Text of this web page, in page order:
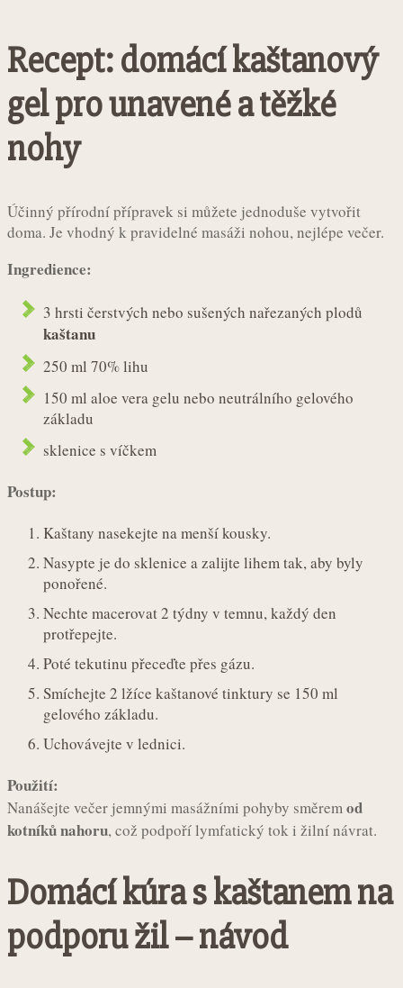
Recept: domácí kaštanový
gel pro unavené a těžké
nohy
Účinný přírodní přípravek si můžete jednoduše vytvořit
doma. Je vhodný k pravidelné masáži nohou, nejlépe večer.
Ingredience:
3 hrsti čerstvých nebo sušených nařezaných plodů
kaštanu
250 ml 70% lihu
150 ml aloe vera gelu nebo neutrálního gelového
základu
sklenice s víčkem
Postup:
Kaštany nasekejte na menší kousky.
Nasypte je do sklenice a zalijte lihem tak, aby byly
ponořené.
Nechte macerovat 2 týdny v temnu, každý den
protřepejte.
Poté tekutinu přeceďte přes gázu.
Smíchejte 2 lžíce kaštanové tinktury se 150 ml
gelového základu.
Uchovávejte v lednici.
Použití:
Nanášejte večer jemnými masážními pohyby směremod
kotníků nahoru, což podpoří lymfatický tok i žilní návrat.
Domácí kúra s kaštanem na
podporu žil – návod